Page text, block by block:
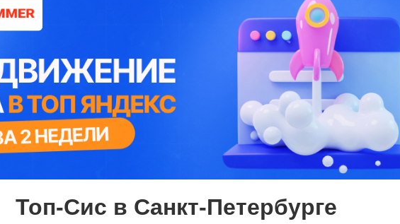
Топ-Сис в Санкт-Петербурге